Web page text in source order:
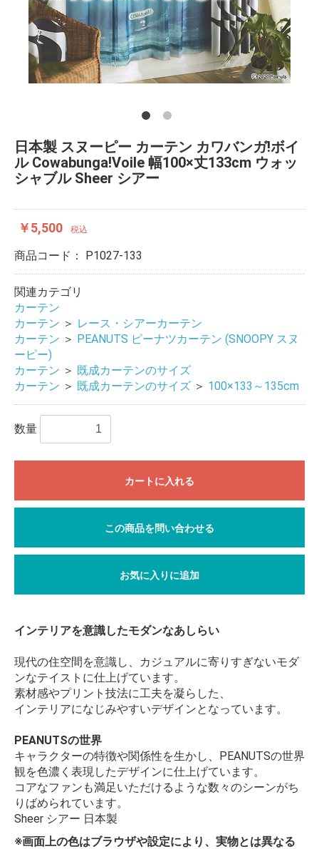
日本製 スヌーピー カーテン カワバンガ!ボイ
ル Cowabunga!Voile 幅100×丈133cm ウォッ
シャブル Sheer シアー
￥5,500 税込
商品コード： P1027-133
関連カテゴリ
カーテン
カーテン ＞ レース・シアーカーテン
カーテン ＞ PEANUTS ピーナツカーテン (SNOOPY スヌ
ーピー)
カーテン ＞ 既成カーテンのサイズ
カーテン ＞ 既成カーテンのサイズ ＞ 100×133～135cm
数量
カートに入れる
この商品を問い合わせる
お気に入りに追加
インテリアを意識したモダンなあしらい
現代の住空間を意識し、カジュアルに寄りすぎないモダ
ンなテイストに仕上げています。
素材感やプリント技法に工夫を凝らした、
インテリアになじみやすいデザインとなっています。
PEANUTSの世界
キャラクターの特徴や関係性を生かし、PEANUTSの世界
観を色濃く表現したデザインに仕上げています。
コアなファンも満足いただけるような数々のシーンがち
りばめられています。
Sheer シアー 日本製
※画面上の色はブラウザや設定により、実物とは異なる